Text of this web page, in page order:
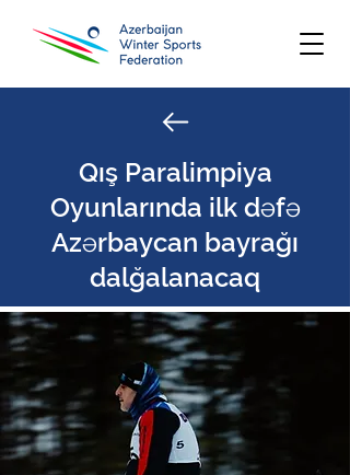
Qış Paralimpiya
Oyunlarında ilk dəfə
Azərbaycan bayrağı
dalğalanacaq